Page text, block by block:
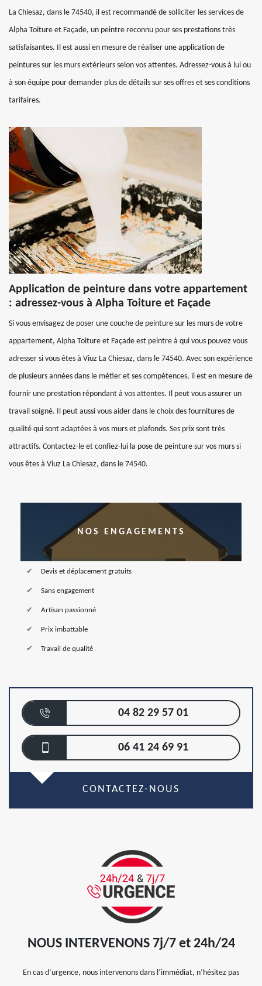
La Chiesaz, dans le 74540, il est recommandé de solliciter les services de
Alpha Toiture et Façade, un peintre reconnu pour ses prestations très
satisfaisantes. Il est aussi en mesure de réaliser une application de
peintures sur les murs extérieurs selon vos attentes. Adressez-vous à lui ou
à son équipe pour demander plus de détails sur ses offres et ses conditions
tarifaires.
Application de peinture dans votre appartement
: adressez-vous à Alpha Toiture et Façade
Si vous envisagez de poser une couche de peinture sur les murs de votre
appartement, Alpha Toiture et Façade est peintre à qui vous pouvez vous
adresser si vous êtes à Viuz La Chiesaz, dans le 74540. Avec son expérience
de plusieurs années dans le métier et ses compétences, il est en mesure de
fournir une prestation répondant à vos attentes. Il peut vous assurer un
travail soigné. Il peut aussi vous aider dans le choix des fournitures de
qualité qui sont adaptées à vos murs et plafonds. Ses prix sont très
attractifs. Contactez-le et confiez-lui la pose de peinture sur vos murs si
vous êtes à Viuz La Chiesaz, dans le 74540.
NOS ENGAGEMENTS
Devis et déplacement gratuits
Sans engagement
Artisan passionné
Prix imbattable
Travail de qualité
04 82 29 57 01
06 41 24 69 91
CONTACTEZ-NOUS
NOUS INTERVENONS 7j/7 et 24h/24
En cas d’urgence, nous intervenons dans l’immédiat, n’hésitez pas